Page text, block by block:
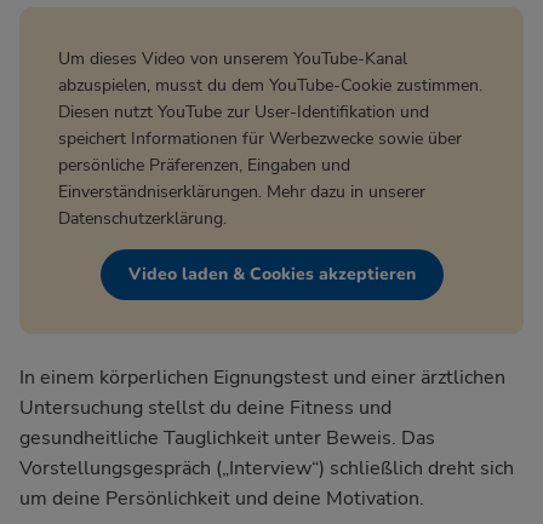
Um dieses Video von unserem YouTube-Kanal
abzuspielen, musst du dem YouTube-Cookie zustimmen.
Diesen nutzt YouTube zur User-Identifikation und
speichert Informationen für Werbezwecke sowie über
persönliche Präferenzen, Eingaben und
Einverständniserklärungen. Mehr dazu in unserer
Datenschutzerklärung.
Video laden & Cookies akzeptieren
In einem körperlichen Eignungstest und einer ärztlichen
Untersuchung stellst du deine Fitness und
gesundheitliche Tauglichkeit unter Beweis. Das
Vorstellungsgespräch („Interview“) schließlich dreht sich
um deine Persönlichkeit und deine Motivation.